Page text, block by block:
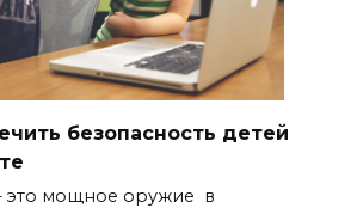
безопасность детей
это мощное оружие в